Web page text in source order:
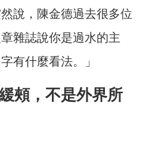
說，陳金德過去很多位
雜誌說你是過水的主
有什麼看法。」
頰，不是外界所